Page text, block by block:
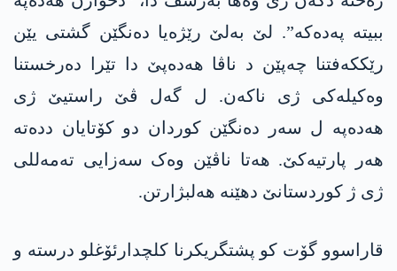
ببیته‌ په‌ده‌كه‌”. لێ بەلێ رێژەیا دەنگێن گشتی یێن
رێككه‌فتنا چەپێن د ناڤا هه‌ده‌پێ دا تێرا دەرخستنا
وەکیلەکی ژی ناکەن. ل گەل ڤێ راستیێ ژی
هه‌ده‌په‌ ل سەر دەنگێن کوردان دو كۆتایان دده‌ته‌
هه‌ر پارتیه‌كێ. هەتا ناڤێن وەک سەزایی تەمەللی
ژی ژ کوردستانێ دهێنه‌ هه‌لبژارتن.
قاراسوو گۆت کو پشتگریکرنا كلچدارئۆغلو درسته‌ و